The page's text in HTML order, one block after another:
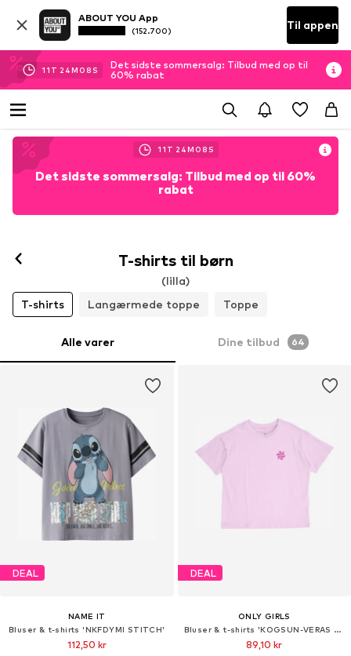
ABOUT YOU App
(152.700) Til appen
11 T 24M 06 S
Det sidste sommersalg: Tilbud med op til
60% rabat
11 T 24M 06 S
Det sidste sommersalg: Tilbud med op til 60%
rabat
T-shirts til børn
(lilla)
T-shirts
Langærmede toppe Toppe
Alle varer Dine tilbud 64
DEAL
NAME IT
Bluser & t-shirts 'NKFDYMI STITCH'
112,50 kr
DEAL
ONLY GIRLS
Bluser & t-shirts 'KOGSUN-VERAS FLOWER'
89,10 kr